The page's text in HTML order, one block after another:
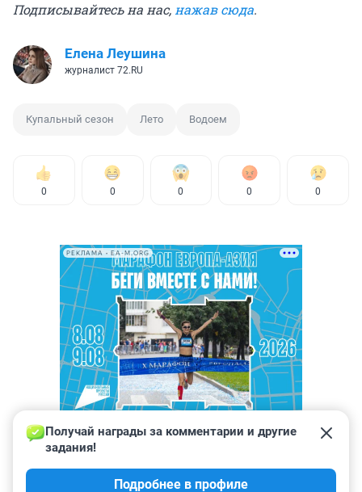
Подписывайтесь на нас,нажав сюда.
Елена Леушина
журналист 72.RU
Купальный сезон Лето Водоем
0 0 0 0 0
РЕКЛАМА • EA-M.ORG
Получай награды за комментарии и другие
задания!
Подробнее в профиле